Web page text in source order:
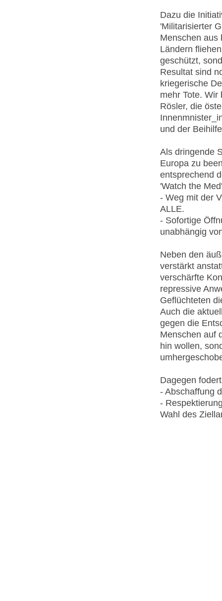
Dazu die
'Militarisierter
Menschen aus
Ländern
geschützt,
Resultat sind
kriegerische
mehr Tote. Wir
Rösler, die
und der
Als dringende
Europa zu
entsprechend
'Watch the
- Weg mit der
ALLE.
- Sofortige
unabhängig
Neben den
verstärkt
verschärfte
repressive
Geflüchteten
Auch die
gegen die
Menschen auf
hin wollen,
Dagegen
- Abschaffung
-
Wahl des